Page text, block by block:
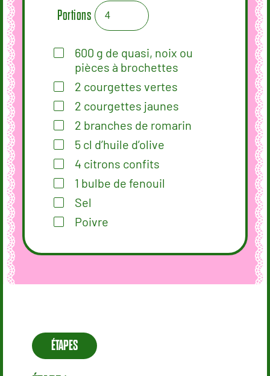
Portions
600 g de quasi, noix ou
pièces à brochettes
2 courgettes vertes
2 courgettes jaunes
2 branches de romarin
5 cl d’huile d’olive
4 citrons confits
1 bulbe de fenouil
Sel
Poivre
ÉTAPES